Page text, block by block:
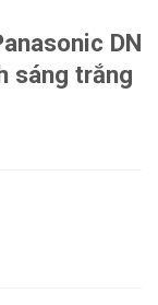
DN
sáng trắng